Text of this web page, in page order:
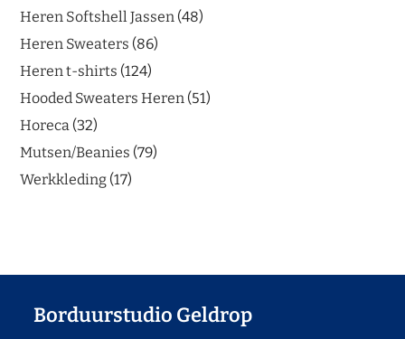
Heren Softshell Jassen 48
Heren Sweaters 86
Heren t-shirts 124
Hooded Sweaters Heren 51
Horeca 32
Mutsen/Beanies 79
Werkkleding 17
Borduurstudio Geldrop